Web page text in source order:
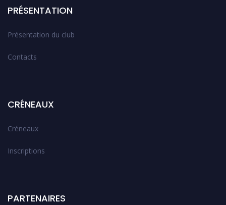
PRÉSENTATION
Présentation du club
Contacts
CRÉNEAUX
Créneaux
Inscriptions
PARTENAIRES